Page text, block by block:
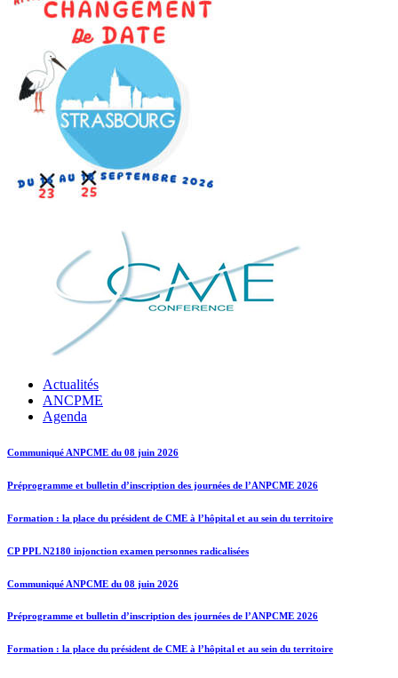
Actualités
ANCPME
Agenda
Communiqué ANPCME du 08 juin 2026
Préprogramme et bulletin d’inscription des journées de l’ANPCME 2026
Formation : la place du président de CME à l’hôpital et au sein du territoire
CP PPL N2180 injonction examen personnes radicalisées
Communiqué ANPCME du 08 juin 2026
Préprogramme et bulletin d’inscription des journées de l’ANPCME 2026
Formation : la place du président de CME à l’hôpital et au sein du territoire